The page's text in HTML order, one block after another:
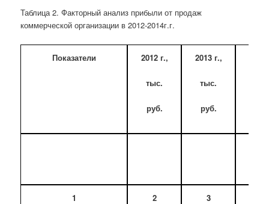
Таблица 2. Факторный анализ прибыли от продаж
коммерческой организации в 2012-2014г.г.
Показатели 2012 г.,
тыс.
руб.
2013 г.,
тыс.
руб.
1 2 3